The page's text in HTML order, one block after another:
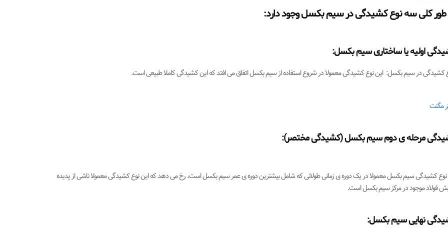
طور کلی سه نوع کشیدگی در سیم بکسل وجود دارد:
اولیه یا ساختاری سیم بکسل:
کشیدگی در سیم بکسل: این نوع کشیدگی معمولا در شروع استفاده از سیم بکسل اتفاق می افتد که این کشیدگی کاملا طبیعی است.
مگنت
مرحله ی دوم سیم بکسل (کشیدگی مختصر):
نوع کشیدگی سیم بکسل معمولا در یک دوره ی زمانی طولانی که شامل بیشترین دوره ی عمر سیم بکسل است، رخ می دهد که این نوع کشیدگی معمولا ناشی از پدیده
فولاد موجود در مرکز سیم بکسل است.
نهایی سیم بکسل: